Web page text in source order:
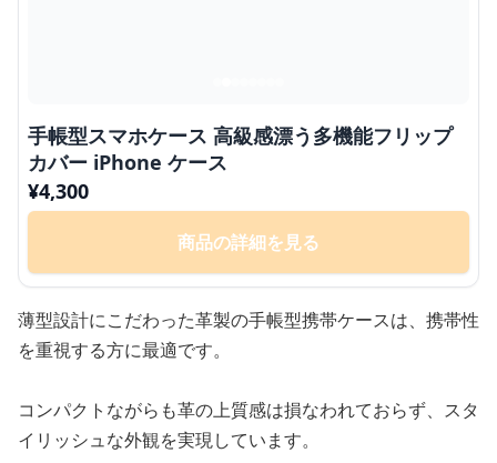
手帳型スマホケース 高級感漂う多機能フリップ
カバー iPhone ケース
¥4,300
商品の詳細を見る
薄型設計にこだわった革製の手帳型携帯ケースは、携帯性
を重視する方に最適です。
コンパクトながらも革の上質感は損なわれておらず、スタ
イリッシュな外観を実現しています。